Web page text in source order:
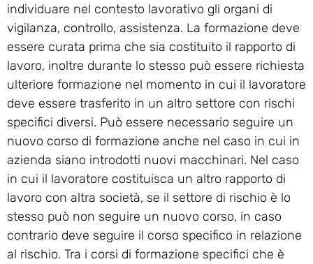
individuare nel contesto lavorativo gli organi di
vigilanza, controllo, assistenza. La formazione deve
essere curata prima che sia costituito il rapporto di
lavoro, inoltre durante lo stesso può essere richiesta
ulteriore formazione nel momento in cui il lavoratore
deve essere trasferito in un altro settore con rischi
specifici diversi. Può essere necessario seguire un
nuovo corso di formazione anche nel caso in cui in
azienda siano introdotti nuovi macchinari. Nel caso
in cui il lavoratore costituisca un altro rapporto di
lavoro con altra società, se il settore di rischio è lo
stesso può non seguire un nuovo corso, in caso
contrario deve seguire il corso specifico in relazione
al rischio. Tra i corsi di formazione specifici che è